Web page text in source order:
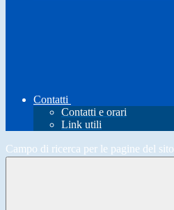
Contatti
Contatti e orari
Link utili
Campo di ricerca per le pagine del sito